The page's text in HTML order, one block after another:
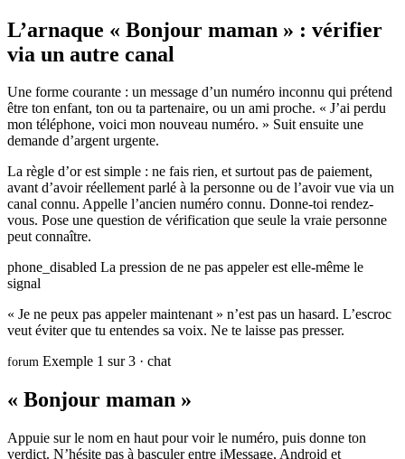
L’arnaque « Bonjour maman » : vérifier
via un autre canal
Une forme courante : un message d’un numéro inconnu qui prétend
être ton enfant, ton ou ta partenaire, ou un ami proche. « J’ai perdu
mon téléphone, voici mon nouveau numéro. » Suit ensuite une
demande d’argent urgente.
La règle d’or est simple : ne fais rien, et surtout pas de paiement,
avant d’avoir réellement parlé à la personne ou de l’avoir vue via un
canal connu. Appelle l’ancien numéro connu. Donne-toi rendez-
vous. Pose une question de vérification que seule la vraie personne
peut connaître.
phone_disabled La pression de ne pas appeler est elle-même le
signal
« Je ne peux pas appeler maintenant » n’est pas un hasard. L’escroc
veut éviter que tu entendes sa voix. Ne te laisse pas presser.
forum Exemple 1 sur 3 · chat
« Bonjour maman »
Appuie sur le nom en haut pour voir le numéro, puis donne ton
verdict. N’hésite pas à basculer entre iMessage, Android et